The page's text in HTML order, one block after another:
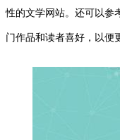
性的文学网站。还可以参
门作品和读者喜好，以便